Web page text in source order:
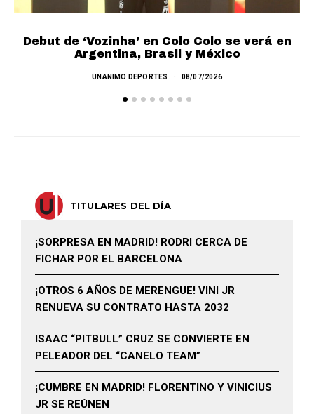
Debut de ‘Vozinha’ en Colo Colo se verá en
Argentina, Brasil y México
UNANIMO DEPORTES 08/07/2026
TITULARES DEL DÍA
¡SORPRESA EN MADRID! RODRI CERCA DE
FICHAR POR EL BARCELONA
¡OTROS 6 AÑOS DE MERENGUE! VINI JR
RENUEVA SU CONTRATO HASTA 2032
ISAAC “PITBULL” CRUZ SE CONVIERTE EN
PELEADOR DEL “CANELO TEAM”
¡CUMBRE EN MADRID! FLORENTINO Y VINICIUS
JR SE REÚNEN